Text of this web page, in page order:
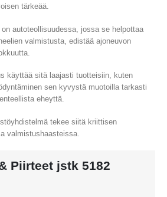
tärkeää.
autoteollisuudessa, jossa se helpottaa
valmistusta, edistää ajoneuvon
käyttää sitä laajasti tuotteisiin, kuten
sen kyvystä muotoilla tarkasti
eheyttä.
tekee siitä kriittisen
valmistushaasteissa.
Piirteet jstk 5182